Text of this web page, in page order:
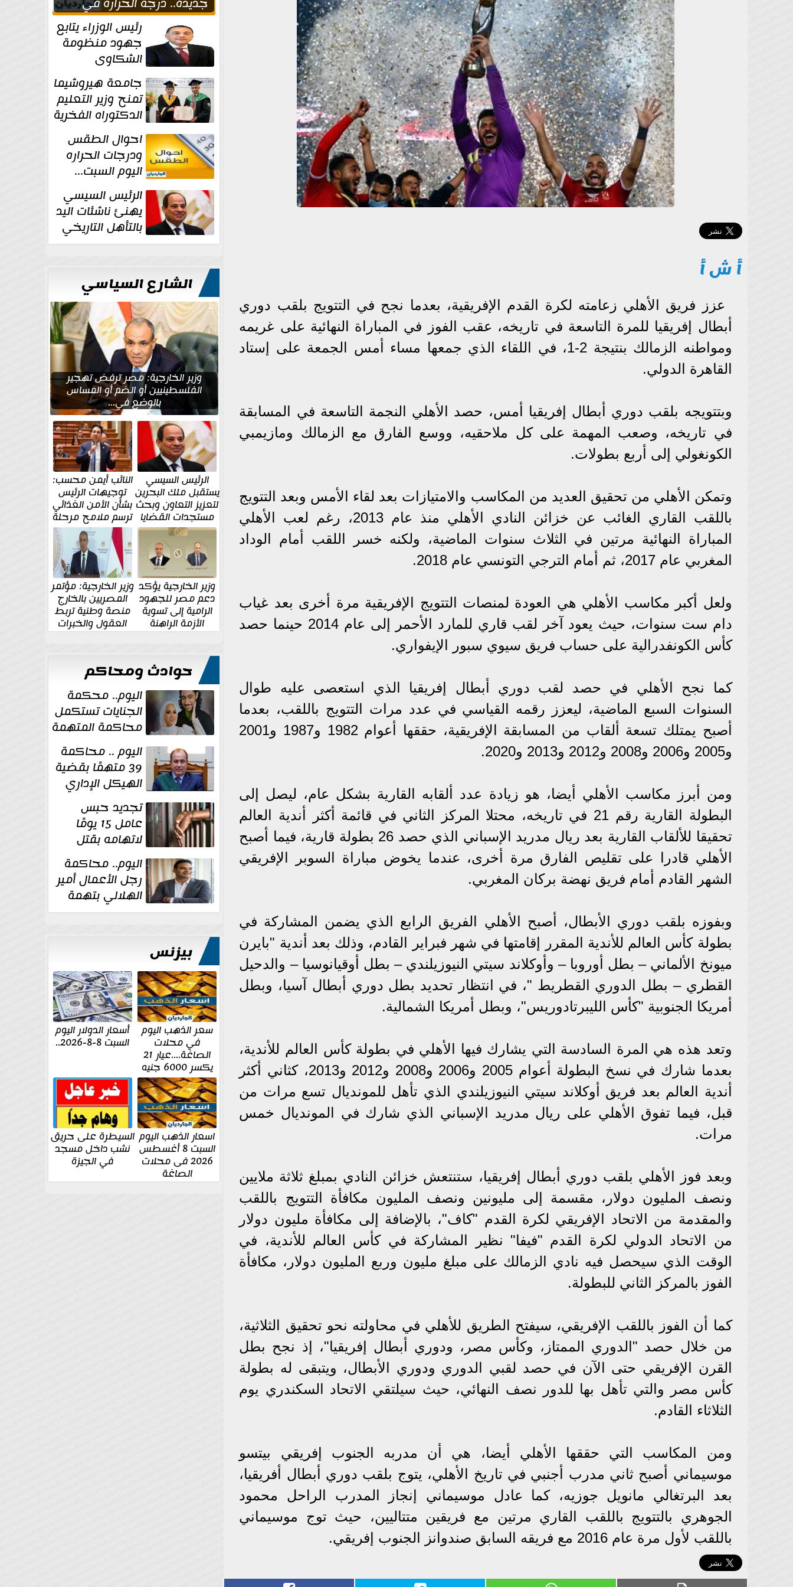
أ ش أ
عزز فريق الأهلي زعامته لكرة القدم الإفريقية، بعدما نجح في التتويج بلقب دوري
أبطال إفريقيا للمرة التاسعة في تاريخه، عقب الفوز في المباراة النهائية على غريمه
ومواطنه الزمالك بنتيجة 2-1، في اللقاء الذي جمعها مساء أمس الجمعة على إستاد
القاهرة الدولي.
وبتتويجه بلقب دوري أبطال إفريقيا أمس، حصد الأهلي النجمة التاسعة في المسابقة
في تاريخه، وصعب المهمة على كل ملاحقيه، ووسع الفارق مع الزمالك ومازيمبي
الكونغولي إلى أربع بطولات.
وتمكن الأهلي من تحقيق العديد من المكاسب والامتيازات بعد لقاء الأمس وبعد التتويج
باللقب القاري الغائب عن خزائن النادي الأهلي منذ عام 2013، رغم لعب الأهلي
المباراة النهائية مرتين في الثلاث سنوات الماضية، ولكنه خسر اللقب أمام الوداد
المغربي عام 2017، ثم أمام الترجي التونسي عام 2018.
ولعل أكبر مكاسب الأهلي هي العودة لمنصات التتويج الإفريقية مرة أخرى بعد غياب
دام ست سنوات، حيث يعود آخر لقب قاري للمارد الأحمر إلى عام 2014 حينما حصد
كأس الكونفدرالية على حساب فريق سيوي سبور الإيفواري.
كما نجح الأهلي في حصد لقب دوري أبطال إفريقيا الذي استعصى عليه طوال
السنوات السبع الماضية، ليعزز رقمه القياسي في عدد مرات التتويج باللقب، بعدما
أصبح يمتلك تسعة ألقاب من المسابقة الإفريقية، حققها أعوام 1982 و1987 و2001
و2005 و2006 و2008 و2012 و2013 و2020.
ومن أبرز مكاسب الأهلي أيضا، هو زيادة عدد ألقابه القارية بشكل عام، ليصل إلى
البطولة القارية رقم 21 في تاريخه، محتلا المركز الثاني في قائمة أكثر أندية العالم
تحقيقا للألقاب القارية بعد ريال مدريد الإسباني الذي حصد 26 بطولة قارية، فيما أصبح
الأهلي قادرا على تقليص الفارق مرة أخرى، عندما يخوض مباراة السوبر الإفريقي
الشهر القادم أمام فريق نهضة بركان المغربي.
وبفوزه بلقب دوري الأبطال، أصبح الأهلي الفريق الرابع الذي يضمن المشاركة في
بطولة كأس العالم للأندية المقرر إقامتها في شهر فبراير القادم، وذلك بعد أندية "بايرن
ميونخ الألماني – بطل أوروبا – وأوكلاند سيتي النيوزيلندي – بطل أوقيانوسيا – والدحيل
القطري – بطل الدوري القطريط "، في انتظار تحديد بطل دوري أبطال آسيا، وبطل
أمريكا الجنوبية "كأس الليبرتادوريس"، وبطل أمريكا الشمالية.
وتعد هذه هي المرة السادسة التي يشارك فيها الأهلي في بطولة كأس العالم للأندية،
بعدما شارك في نسخ البطولة أعوام 2005 و2006 و2008 و2012 و2013، كثاني أكثر
أندية العالم بعد فريق أوكلاند سيتي النيوزيلندي الذي تأهل للمونديال تسع مرات من
قبل، فيما تفوق الأهلي على ريال مدريد الإسباني الذي شارك في المونديال خمس
مرات.
وبعد فوز الأهلي بلقب دوري أبطال إفريقيا، ستنتعش خزائن النادي بمبلغ ثلاثة ملايين
ونصف المليون دولار، مقسمة إلى مليونين ونصف المليون مكافأة التتويج باللقب
والمقدمة من الاتحاد الإفريقي لكرة القدم "كاف"، بالإضافة إلى مكافأة مليون دولار
من الاتحاد الدولي لكرة القدم "فيفا" نظير المشاركة في كأس العالم للأندية، في
الوقت الذي سيحصل فيه نادي الزمالك على مبلغ مليون وربع المليون دولار، مكافأة
الفوز بالمركز الثاني للبطولة.
كما أن الفوز باللقب الإفريقي، سيفتح الطريق للأهلي في محاولته نحو تحقيق الثلاثية،
من خلال حصد "الدوري الممتاز، وكأس مصر، ودوري أبطال إفريقيا"، إذ نجح بطل
القرن الإفريقي حتى الآن في حصد لقبي الدوري ودوري الأبطال، ويتبقى له بطولة
كأس مصر والتي تأهل بها للدور نصف النهائي، حيث سيلتقي الاتحاد السكندري يوم
الثلاثاء القادم.
ومن المكاسب التي حققها الأهلي أيضا، هي أن مدربه الجنوب إفريقي بيتسو
موسيماني أصبح ثاني مدرب أجنبي في تاريخ الأهلي، يتوج بلقب دوري أبطال أفريقيا،
بعد البرتغالي مانويل جوزيه، كما عادل موسيماني إنجاز المدرب الراحل محمود
الجوهري بالتتويج باللقب القاري مرتين مع فريقين متتاليين، حيث توج موسيماني
باللقب لأول مرة عام 2016 مع فريقه السابق صندوانز الجنوب إفريقي.
القاهره 39 رئيس الوزراء يتابع
جهود منظومة
الشكاوى
الحكومية خلال
يوليو الماضي جامعة هيروشيما
تمنح وزير التعليم
الدكتوراه الفخرية
تقديرا لما حققه
احوال الطقس
ودرجات الحراره
اليوم السبت...
العظمى في
القاهره 36 درجة الرئيس السيسي
يهنئ ناشئات اليد
بالتأهل التاريخي
إلى نصف نهائي
الشارع السياسي
وزير الخارجية: مصر ترفض تهجير
الفلسطينيين أو الضم أو المساس
بالوضع في...
الرئيس السيسي
يستقبل ملك البحرين
لتعزيز التعاون وبحث
مستجدات القضايا
الإقليمية والدولية
النائب أيمن محسب:
توجيهات الرئيس
بشأن الأمن الغذائي
ترسم ملامح مرحلة
جديدة
وزير الخارجية يؤكد
دعم مصر للجهود
الرامية إلى تسوية
الأزمة الراهنة
وزير الخارجية: مؤتمر
المصريين بالخارج
منصة وطنية تربط
العقول والخبرات
المصرية بالدولة
حوادث ومحاكم
اليوم.. محكمة
الجنايات تستكمل
محاكمة المتهمة
بقتل عروس
بورسعيد اليوم .. محاكمة
39 متهمًا بقضية
الهيكل الإداري
للإخوان
تجديد حبس
عامل 15 يومًا
لاتهامه بقتل
زوجته طعنًا
داخل مسكنهما بشبرا...
اليوم.. محاكمة
رجل الأعمال أمير
الهلالي بتهمة
غسل الأموال
بيزنس
سعر الذهب اليوم
في محلات
الصاغة....عيار 21
يكسر 6000 جنيه
أسعار الدولار اليوم
السبت 8-8-2026..
اسعار الذهب اليوم
السبت 8 أغسطس
2026 فى محلات
الصاغة
السيطرة على حريق
نشب داخل مسجد
في الجيزة